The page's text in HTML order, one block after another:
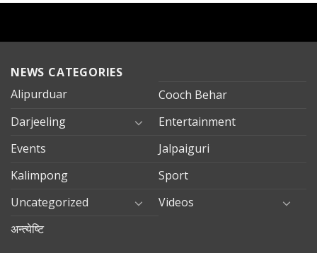
NEWS CATEGORIES
Alipurduar
Cooch Behar
Darjeeling
Entertainment
Events
Jalpaiguri
Kalimpong
Sport
Uncategorized
Videos
अन्त्येष्टि